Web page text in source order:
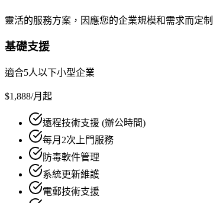
靈活的服務方案，因應您的企業規模和需求而定制
基礎支援
適合5人以下小型企業
$1,888/月起
遠程技術支援 (辦公時間)
每月2次上門服務
防毒軟件管理
系統更新維護
電郵技術支援